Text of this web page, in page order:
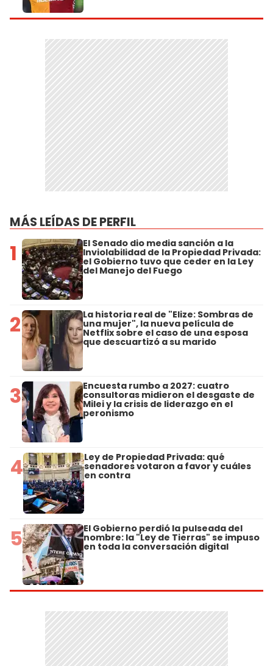
MÁS LEÍDAS DE PERFIL
1 El Senado dio media sanción a la
Inviolabilidad de la Propiedad Privada:
el Gobierno tuvo que ceder en la Ley
del Manejo del Fuego
2 La historia real de "Elize: Sombras de
una mujer", la nueva película de
Netflix sobre el caso de una esposa
que descuartizó a su marido
3 Encuesta rumbo a 2027: cuatro
consultoras midieron el desgaste de
Milei y la crisis de liderazgo en el
peronismo
4 Ley de Propiedad Privada: qué
senadores votaron a favor y cuáles
en contra
5 El Gobierno perdió la pulseada del
nombre: la "Ley de Tierras" se impuso
en toda la conversación digital